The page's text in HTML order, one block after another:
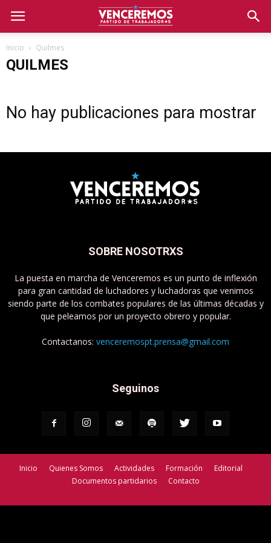
Inicio Quilmes
QUILMES
No hay publicaciones para mostrar
SOBRE NOSOTRXS
La puesta en marcha de Venceremos es un punto de inflexión
para gran cantidad de luchadores y luchadoras que venimos
siendo parte de los combates populares de las últimas décadas y
que peleamos por un proyecto obrero y popular.
Contactanos: venceremospt.prensa@gmail.com
Seguinos
Inicio Quienes Somos Actividades Formación
Editorial
Documentos partidarios
Contacto